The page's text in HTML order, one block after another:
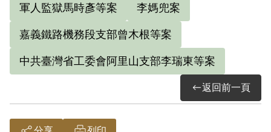
灣省保安司令部以《戡亂時期檢肅匪諜條
例》第8條第1項第2款判處於刑之執行完畢
或赦免後交付感化3年。1960年9月6日交付
感化。1963年9月3日開釋。
其於1999年10月向補償基金會提出申請，
2001年7月經第2屆第10次臨時董事會審核
軍人監獄馬時彥等案 李媽兜案
嘉義鐵路機務段支部曾木根等案
中共臺灣省工委會阿里山支部李瑞東等案
返回前一頁